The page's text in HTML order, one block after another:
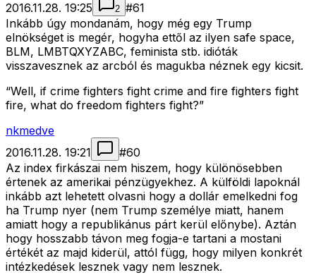
2016.11.28. 19:25 2 #61
Inkább úgy mondanám, hogy még egy Trump
elnökséget is megér, hogyha ettől az ilyen safe space,
BLM, LMBTQXYZABC, feminista stb. idióták
visszavesznek az arcból és magukba néznek egy kicsit.
“Well, if crime fighters fight crime and fire fighters fight
fire, what do freedom fighters fight?”
nkmedve
2016.11.28. 19:21
#60
Az index firkászai nem hiszem, hogy különösebben
értenek az amerikai pénzügyekhez. A külföldi lapoknál
inkább azt lehetett olvasni hogy a dollár emelkedni fog
ha Trump nyer (nem Trump személye miatt, hanem
amiatt hogy a republikánus párt kerül előnybe). Aztán
hogy hosszabb távon meg fogja-e tartani a mostani
értékét az majd kiderül, attól függ, hogy milyen konkrét
intézkedések lesznek vagy nem lesznek.